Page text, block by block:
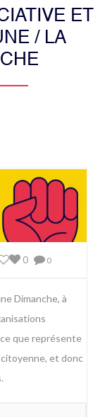
ET
/ LA
0
0
Dimanche, à
que représente
et donc